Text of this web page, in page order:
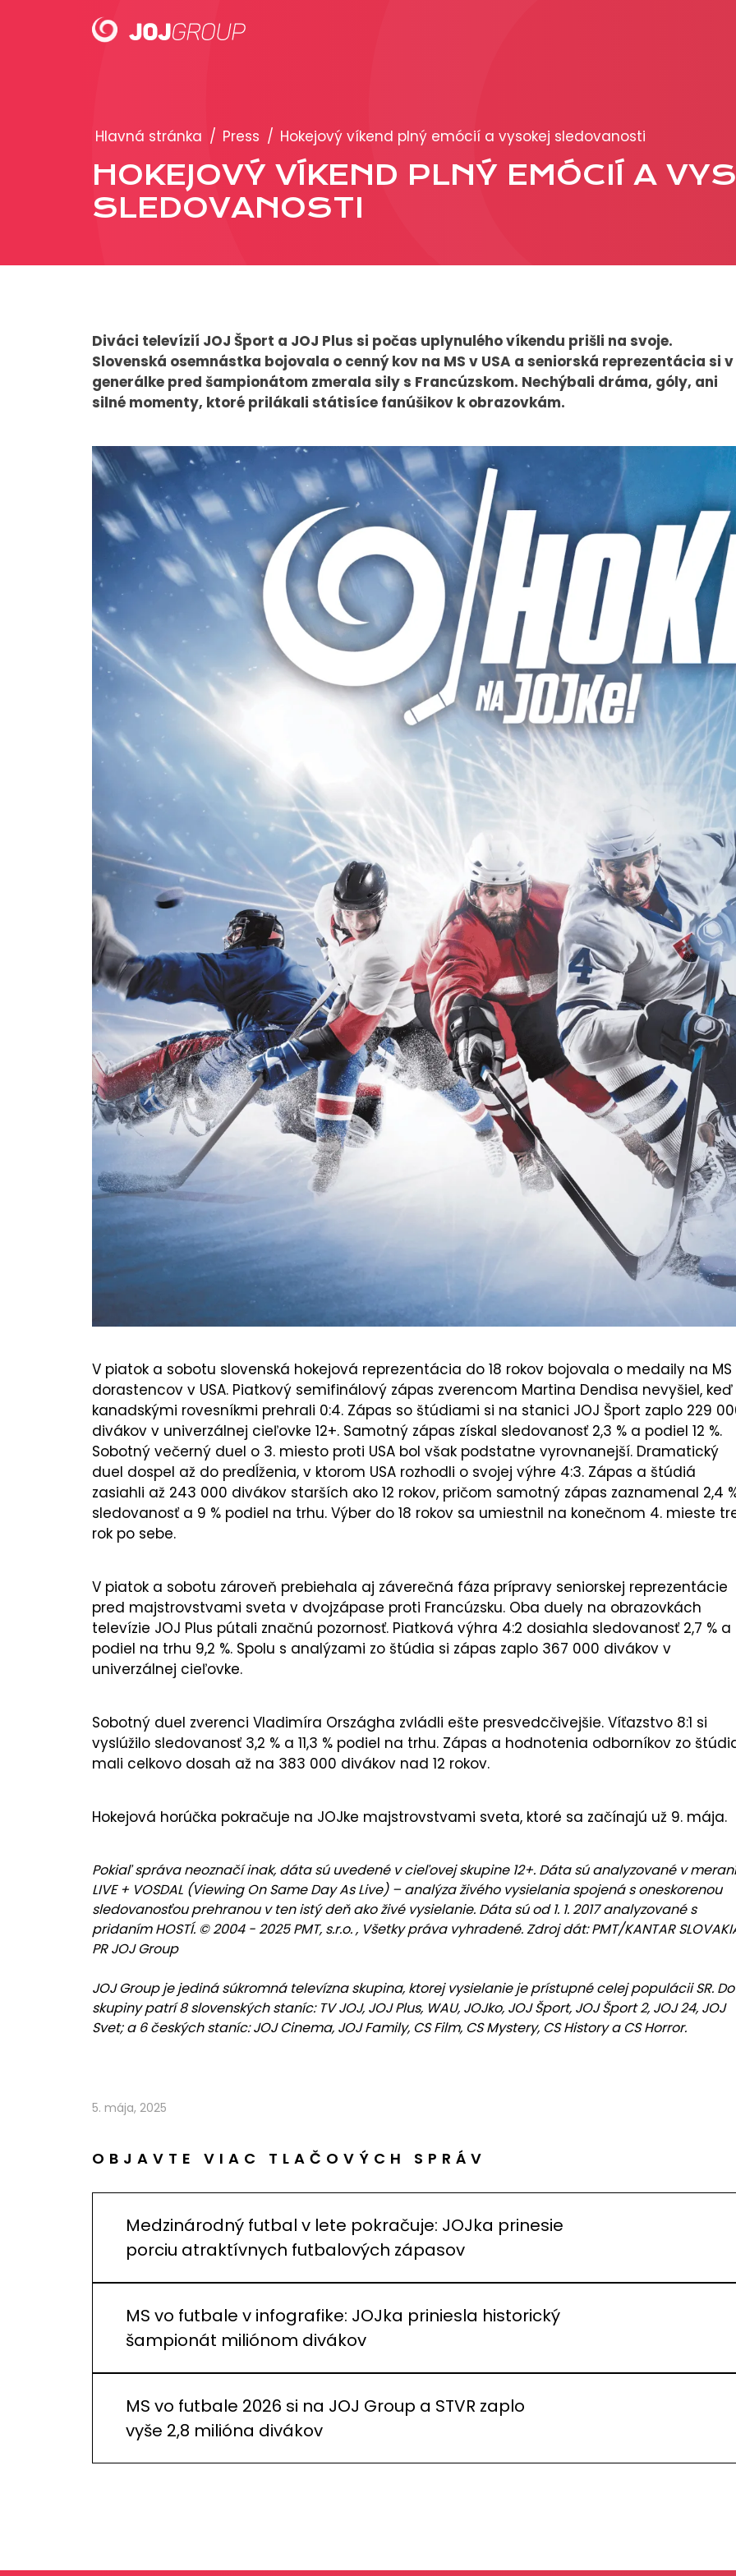
Produkty
Viac o reklamných
formátoch
Tím
Kariéra
Tlačové správy
B2B Rozhovory
VYSIELANIE
MS 2026
Hlavná stránka / Press / Hokejový víkend plný emócií a vysokej sledovanosti
HOKEJOVÝ VÍKEND PLNÝ EMÓCIÍ A
SLEDOVANOSTI
Diváci televízií JOJ Šport a JOJ Plus si počas uplynulého víkendu prišli na svoje.
Slovenská osemnástka bojovala o cenný kov na MS v USA a seniorská reprezentácia si v
generálke pred šampionátom zmerala sily s Francúzskom. Nechýbali dráma, góly, ani
silné momenty, ktoré prilákali státisíce fanúšikov k obrazovkám.
V piatok a sobotu slovenská hokejová reprezentácia do 18 rokov bojovala o medaily na MS
dorastencov v USA. Piatkový semifinálový zápas zverencom Martina Dendisa nevyšiel, keď
kanadskými rovesníkmi prehrali 0:4. Zápas so štúdiami si na stanici JOJ Šport zaplo 229
divákov v univerzálnej cieľovke 12+. Samotný zápas získal sledovanosť 2,3 % a podiel 12 %.
Sobotný večerný duel o 3. miesto proti USA bol však podstatne vyrovnanejší. Dramatický
duel dospel až do predĺženia, v ktorom USA rozhodli o svojej výhre 4:3. Zápas a štúdiá
zasiahli až 243 000 divákov starších ako 12 rokov, pričom samotný zápas zaznamenal 2,4
sledovanosť a 9 % podiel na trhu. Výber do 18 rokov sa umiestnil na konečnom 4. mieste
rok po sebe.
V piatok a sobotu zároveň prebiehala aj záverečná fáza prípravy seniorskej reprezentácie
pred majstrovstvami sveta v dvojzápase proti Francúzsku. Oba duely na obrazovkách
televízie JOJ Plus pútali značnú pozornosť. Piatková výhra 4:2 dosiahla sledovanosť 2,7 % a
podiel na trhu 9,2 %. Spolu s analýzami zo štúdia si zápas zaplo 367 000 divákov v
univerzálnej cieľovke.
Sobotný duel zverenci Vladimíra Országha zvládli ešte presvedcčivejšie. Víťazstvo 8:1 si
vyslúžilo sledovanosť 3,2 % a 11,3 % podiel na trhu. Zápas a hodnotenia odborníkov zo
mali celkovo dosah až na 383 000 divákov nad 12 rokov.
Hokejová horúčka pokračuje na JOJke majstrovstvami sveta, ktoré sa začínajú už 9. mája.
Pokiaľ správa neoznačí inak, dáta sú uvedené v cieľovej skupine 12+. Dáta sú analyzované v meraní
LIVE + VOSDAL (Viewing On Same Day As Live) – analýza živého vysielania spojená s oneskorenou
sledovanosťou prehranou v ten istý deň ako živé vysielanie. Dáta sú od 1. 1. 2017 analyzované s
pridaním HOSTÍ. © 2004 - 2025 PMT, s.r.o. , Všetky práva vyhradené. Zdroj dát: PMT/KANTAR
PR JOJ Group
JOJ Group je jediná súkromná televízna skupina, ktorej vysielanie je prístupné celej populácii SR. Do
skupiny patrí 8 slovenských staníc: TV JOJ, JOJ Plus, WAU, JOJko, JOJ Šport, JOJ Šport 2, JOJ 24, JOJ
Svet; a 6 českých staníc: JOJ Cinema, JOJ Family, CS Film, CS Mystery, CS History a CS Horror.
5. mája, 2025
OBJAVTE VIAC TLAČOVÝCH SPRÁV
Medzinárodný futbal v lete pokračuje: JOJka prinesie
porciu atraktívnych futbalových zápasov
MS vo futbale v infografike: JOJka priniesla historický
šampionát miliónom divákov
MS vo futbale 2026 si na JOJ Group a STVR zaplo
vyše 2,8 milióna divákov